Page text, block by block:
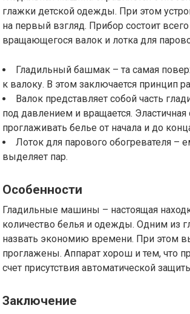
глажки детской одежды. При этом
на первый взгляд. Прибор состоит
вращающегося валок и лотка для
Гладильный башмак – та самая
к валоку. В этом заключается принцип
Валок представляет собой часть
под давлением и вращается.
проглаживать белье от начала и до
Лоток для парового обогревателя –
выделяет пар.
Особенности
Гладильные машины – настоящая
количество белья и одежды. Одним из
назвать экономию времени. При этом
проглажены. Аппарат хорош и тем, что
счет присутствия автоматической
Заключение